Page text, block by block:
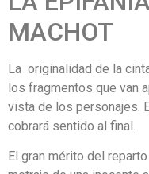
MACHOT
La originalidad de la
los fragmentos que van
vista de los personajes.
cobrará sentido al final.
El gran mérito del